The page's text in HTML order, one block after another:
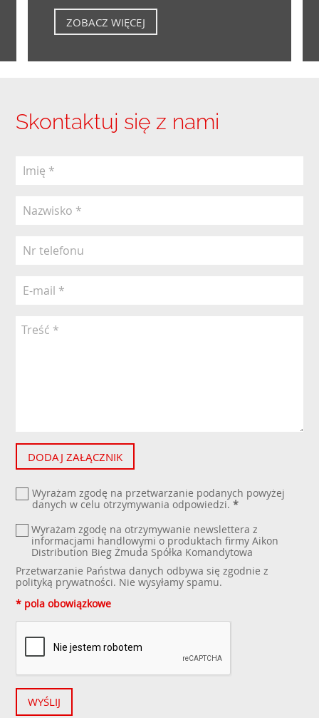
ZOBACZ WIĘCEJ
Skontaktuj się z nami
DODAJ ZAŁĄCZNIK
Wyrażam zgodę na przetwarzanie podanych powyżej
danych w celu otrzymywania odpowiedzi. *
Wyrażam zgodę na otrzymywanie newslettera z
informacjami handlowymi o produktach firmy Aikon
Distribution Bieg Żmuda Spółka Komandytowa
Przetwarzanie Państwa danych odbywa się zgodnie z
polityką prywatności. Nie wysyłamy spamu.
* pola obowiązkowe
WYŚLIJ